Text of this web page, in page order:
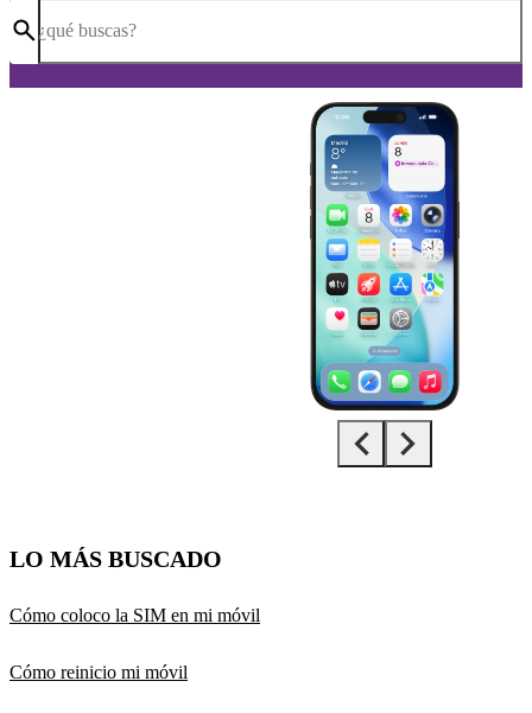
¿qué buscas?
LO MÁS BUSCADO
Cómo coloco la SIM en mi móvil
Cómo reinicio mi móvil